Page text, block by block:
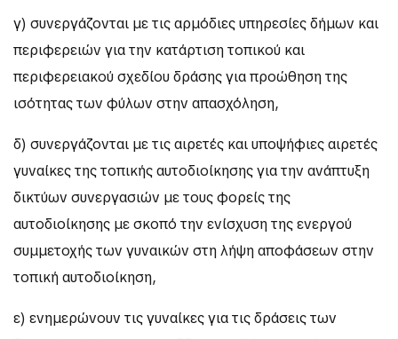
γ) συνεργάζονται με τις αρμόδιες υπηρεσίες δήμων και
περιφερειών για την κατάρτιση τοπικού και
περιφερειακού σχεδίου δράσης για προώθηση της
ισότητας των φύλων στην απασχόληση,
δ) συνεργάζονται με τις αιρετές και υποψήφιες αιρετές
γυναίκες της τοπικής αυτοδιοίκησης για την ανάπτυξη
δικτύων συνεργασιών με τους φορείς της
αυτοδιοίκησης με σκοπό την ενίσχυση της ενεργού
συμμετοχής των γυναικών στη λήψη αποφάσεων στην
τοπική αυτοδιοίκηση,
ε) ενημερώνουν τις γυναίκες για τις δράσεις των